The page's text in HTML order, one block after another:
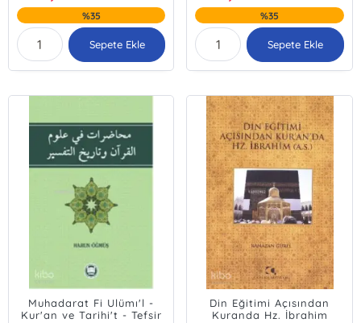
%35
Sepete Ekle
%35
Sepete Ekle
Muhadarat Fi Ulümı'l -
Kur'an ve Tarihi't - Tefsir
Din Eğitimi Açısından
Kuranda Hz. İbrahim